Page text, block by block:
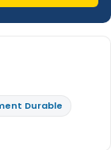
Durable